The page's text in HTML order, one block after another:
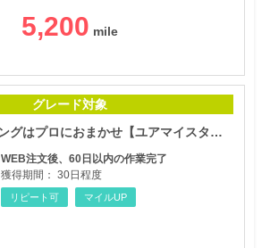
5,200
グレード対象
ハウスクリーニングはプロにおまかせ【ユアマイスター】（リピートOK）
WEB注文後、60日以内の作業完了
獲得期間： 30日程度
リピート可 マイルUP